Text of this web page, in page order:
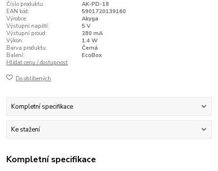
Číslo produktu:
AK-PD-18
EAN kód:
5901720139160
Výrobce:
Akyga
Výstupní napětí:
5 V
Výstupní proud:
280 mA
Výkon:
1.4 W
Barva produktu:
Černá
Balení:
EcoBox
Hlídat cenu / dostupnost
Do oblíbených
Kompletní specifikace
Ke stažení
Kompletní specifikace